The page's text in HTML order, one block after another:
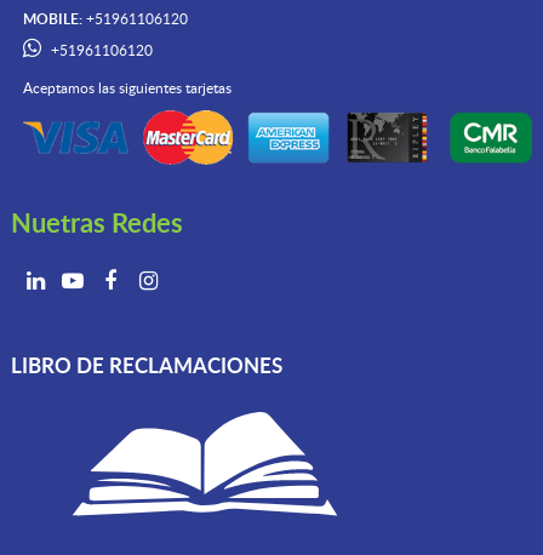
MOBILE:+51961106120
+51961106120
Aceptamos las siguientes tarjetas
Nuetras Redes
LIBRO DE RECLAMACIONES